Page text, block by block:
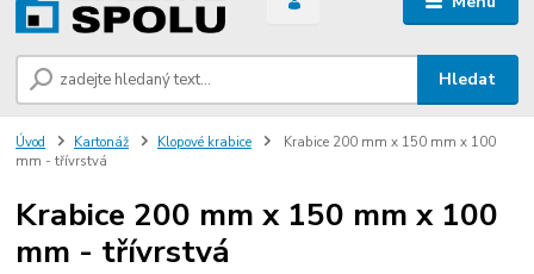
Hledat
Úvod Kartonáž Klopové krabice
Krabice 200 mm x 150 mm x 100
mm - třívrstvá
Krabice 200 mm x 150 mm x 100
mm - třívrstvá